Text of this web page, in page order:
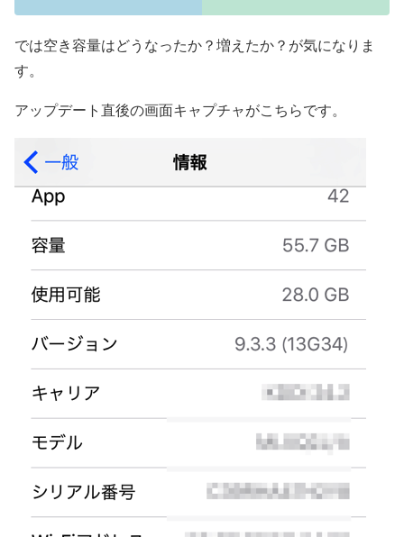
では空き容量はどうなったか？増えたか？が気になりま
す。
アップデート直後の画面キャプチャがこちらです。